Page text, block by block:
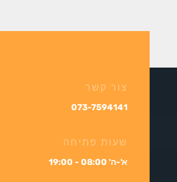
צור קשר
073-7594141
שעות פתיחה
א'-ה' 08:00 - 19:00